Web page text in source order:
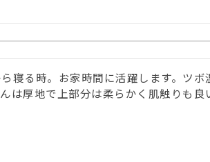
る時。お家時間に活躍します。ツボ
は厚地で上部分は柔らかく肌触りも良